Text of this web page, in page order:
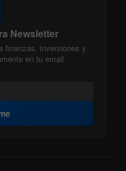
Newsletter
finanzas, inversiones y
en tu email.